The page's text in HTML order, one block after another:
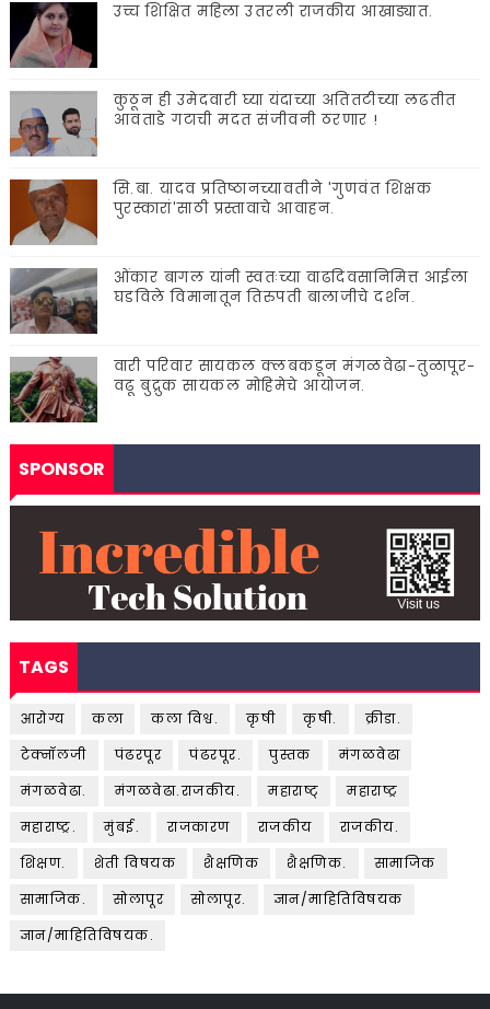
उच्च शिक्षित महिला उतरली राजकीय आखाड्यात.
कुठून ही उमेदवारी घ्या यंदाच्या अतितटीच्या लढतीत
आवताडे गटाची मदत संजीवनी ठरणार !
सि.बा. यादव प्रतिष्ठानच्यावतीने 'गुणवंत शिक्षक
पुरस्कारां'साठी प्रस्तावाचे आवाहन.
ओंकार बागल यांनी स्वतःच्या वाढदिवसानिमित्त आईला
घडविले विमानातून तिरुपती बालाजीचे दर्शन.
वारी परिवार सायकल क्लबकडून मंगळवेढा-तुळापूर-
वढू बुद्रुक सायकल मोहिमेचे आयोजन.
SPONSOR
TAGS
आरोग्य कला कला विश्व. कृषी कृषी.
क्रीडा.
टेक्नॉलजी
पंढरपूर पंढरपूर. पुस्तक
मंगळवेढा
मंगळवेढा.
मंगळवेढा.राजकीय. महाराष्ट्
महाराष्ट्र
महाराष्ट्र.
मुंबई. राजकारण राजकीय
राजकीय.
शिक्षण.
शेती विषयक शैक्षणिक शैक्षणिक.
सामाजिक
सामाजिक.
सोलापूर सोलापूर.
ज्ञान/माहितिविषयक
ज्ञान/माहितिविषयक.